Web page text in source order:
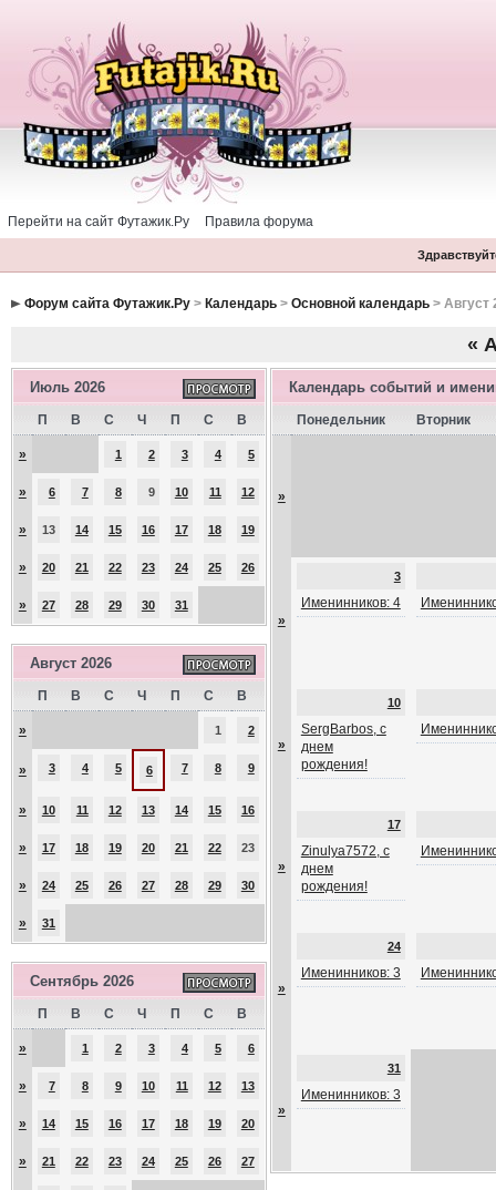
Перейти на сайт Футажик.Ру Правила форума
Форум сайта Футажик.Ру> Календарь> Основной календарь> Август
«
Июль 2026
П В С Ч П С В
» 1 2 3 4 5
» 6 7 8 9 10 11 12
» 13 14 15 16 17 18 19
» 20 21 22 23 24 25 26
» 27 28 29 30 31
Август 2026
П В С Ч П С В
» 1 2
» 3 4 5 6 7 8 9
» 10 11 12 13 14 15 16
» 17 18 19 20 21 22 23
» 24 25 26 27 28 29 30
» 31
Сентябрь 2026
П В С Ч П С В
» 1 2 3 4 5 6
» 7 8 9 10 11 12 13
» 14 15 16 17 18 19 20
» 21 22 23 24 25 26 27
Календарь событий и
Понедельник Вторник
»
»
3
Именинников: 4
»
10
SergBarbos, с
днем
рождения!
»
17
Zinulya7572, с
днем
рождения!
»
24
Именинников: 3
»
31
Именинников: 3